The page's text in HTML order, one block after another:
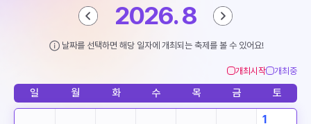
2026. 8
날짜를 선택하면 해당 일자에 개최되는 축제를 볼 수 있어요!
개최시작 개최중
일 월 화 수 목 금 토
1